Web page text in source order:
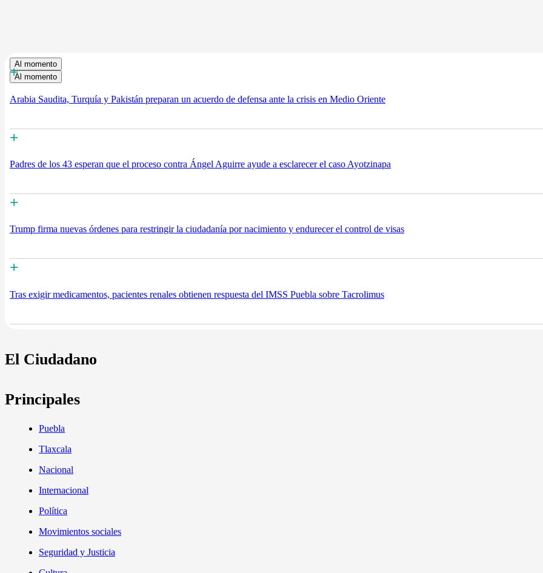
Al momento
Al momento
+
Arabia Saudita, Turquía y Pakistán preparan un acuerdo de defensa ante la crisis en Medio Oriente
+
Padres de los 43 esperan que el proceso contra Ángel Aguirre ayude a esclarecer el caso Ayotzinapa
+
Trump firma nuevas órdenes para restringir la ciudadanía por nacimiento y endurecer el control de visas
+
Tras exigir medicamentos, pacientes renales obtienen respuesta del IMSS Puebla sobre Tacrolimus
El Ciudadano
Principales
Puebla
Tlaxcala
Nacional
Internacional
Política
Movimientos sociales
Seguridad y Justicia